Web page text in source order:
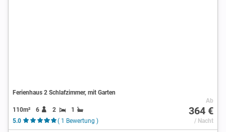
Ferienhaus 2 Schlafzimmer, mit Garten
110m² 6 2
1
5.0
( 1 Bewertung )
Ab
364 €
/ Nacht